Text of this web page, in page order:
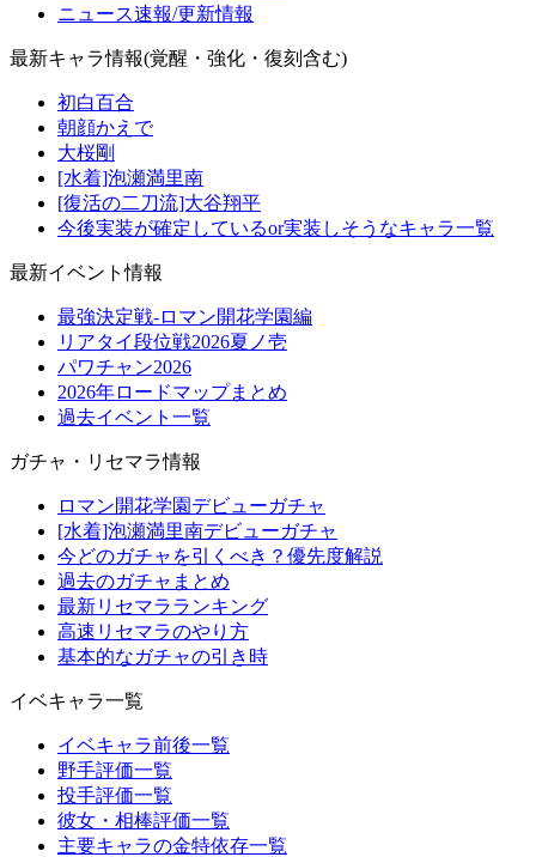
ニュース速報/更新情報
最新キャラ情報(覚醒・強化・復刻含む)
初白百合
朝顔かえで
大桜剛
[水着]泡瀬満里南
[復活の二刀流]大谷翔平
今後実装が確定しているor実装しそうなキャラ一覧
最新イベント情報
最強決定戦-ロマン開花学園編
リアタイ段位戦2026夏ノ壱
パワチャン2026
2026年ロードマップまとめ
過去イベント一覧
ガチャ・リセマラ情報
ロマン開花学園デビューガチャ
[水着]泡瀬満里南デビューガチャ
今どのガチャを引くべき？優先度解説
過去のガチャまとめ
最新リセマラランキング
高速リセマラのやり方
基本的なガチャの引き時
イベキャラ一覧
イベキャラ前後一覧
野手評価一覧
投手評価一覧
彼女・相棒評価一覧
主要キャラの金特依存一覧